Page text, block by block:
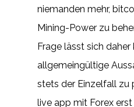
niemanden mehr,
Mining-Power zu
Frage lässt sich daher
allgemeingültige
stets der Einzelfall zu
live app mit Forex